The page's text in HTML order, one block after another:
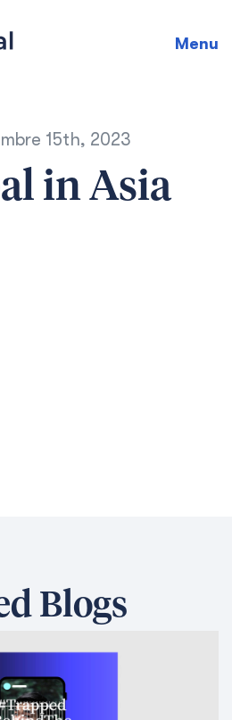
Menu
15th, 2023
in Asia
Blogs